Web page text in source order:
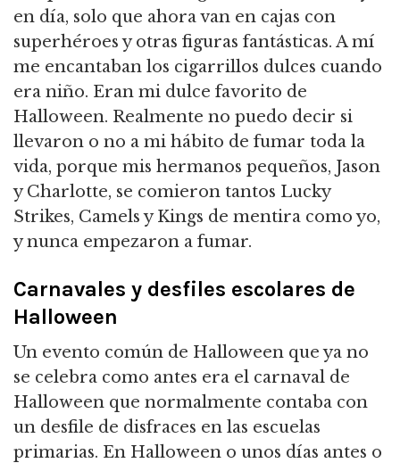
en día, solo que ahora van en cajas con
superhéroes y otras figuras fantásticas. A mí
me encantaban los cigarrillos dulces cuando
era niño. Eran mi dulce favorito de
Halloween. Realmente no puedo decir si
llevaron o no a mi hábito de fumar toda la
vida, porque mis hermanos pequeños, Jason
y Charlotte, se comieron tantos Lucky
Strikes, Camels y Kings de mentira como yo,
y nunca empezaron a fumar.
Carnavales y desfiles escolares de
Halloween
Un evento común de Halloween que ya no
se celebra como antes era el carnaval de
Halloween que normalmente contaba con
un desfile de disfraces en las escuelas
primarias. En Halloween o unos días antes o